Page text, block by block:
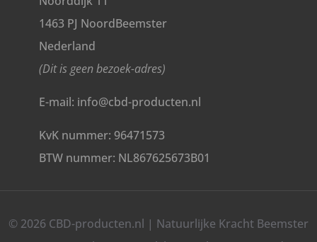
1463 PJ NoordBeemster
Nederland
(Dit is geen bezoek-adres)
E-mail: info@cbd-producten.nl
KvK nummer: 96471573
BTW nummer: NL867625673B01
© 2026 CBD-producten.nl | Natuurlijke Kracht Beemster